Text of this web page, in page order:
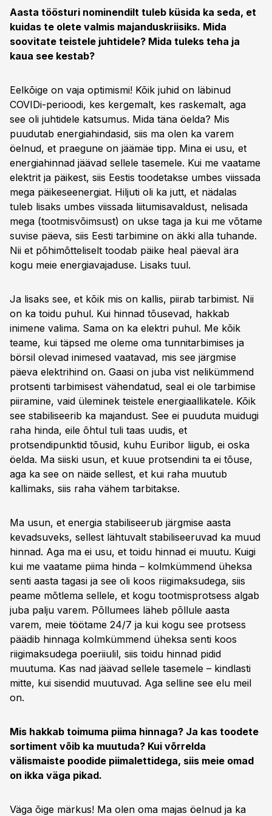
Aasta töösturi nominendilt tuleb küsida ka seda, et
kuidas te olete valmis majanduskriisiks. Mida
soovitate teistele juhtidele? Mida tuleks teha ja
kaua see kestab?
Eelkõige on vaja optimismi! Kõik juhid on läbinud
COVIDi-perioodi, kes kergemalt, kes raskemalt, aga
see oli juhtidele katsumus. Mida täna öelda? Mis
puudutab energiahindasid, siis ma olen ka varem
öelnud, et praegune on jäämäe tipp. Mina ei usu, et
energiahinnad jäävad sellele tasemele. Kui me vaatame
elektrit ja päikest, siis Eestis toodetakse umbes viissada
mega päikeseenergiat. Hiljuti oli ka jutt, et nädalas
tuleb lisaks umbes viissada liitumisavaldust, nelisada
mega (tootmisvõimsust) on ukse taga ja kui me võtame
suvise päeva, siis Eesti tarbimine on äkki alla tuhande.
Nii et põhimõtteliselt toodab päike heal päeval ära
kogu meie energiavajaduse. Lisaks tuul.
Ja lisaks see, et kõik mis on kallis, piirab tarbimist. Nii
on ka toidu puhul. Kui hinnad tõusevad, hakkab
inimene valima. Sama on ka elektri puhul. Me kõik
teame, kui täpsed me oleme oma tunnitarbimises ja
börsil olevad inimesed vaatavad, mis see järgmise
päeva elektrihind on. Gaasi on juba vist nelikümmend
protsenti tarbimisest vähendatud, seal ei ole tarbimise
piiramine, vaid üleminek teistele energiaallikatele. Kõik
see stabiliseerib ka majandust. See ei puuduta muidugi
raha hinda, eile õhtul tuli taas uudis, et
protsendipunktid tõusid, kuhu Euribor liigub, ei oska
öelda. Ma siiski usun, et kuue protsendini ta ei tõuse,
aga ka see on näide sellest, et kui raha muutub
kallimaks, siis raha vähem tarbitakse.
Ma usun, et energia stabiliseerub järgmise aasta
kevadsuveks, sellest lähtuvalt stabiliseeruvad ka muud
hinnad. Aga ma ei usu, et toidu hinnad ei muutu. Kuigi
kui me vaatame piima hinda – kolmkümmend üheksa
senti aasta tagasi ja see oli koos riigimaksudega, siis
peame mõtlema sellele, et kogu tootmisprotsess algab
juba palju varem. Põllumees läheb põllule aasta
varem, meie töötame 24/7 ja kui kogu see protsess
päädib hinnaga kolmkümmend üheksa senti koos
riigimaksudega poeriiulil, siis toidu hinnad pidid
muutuma. Kas nad jäävad sellele tasemele – kindlasti
mitte, kui sisendid muutuvad. Aga selline see elu meil
on.
Mis hakkab toimuma piima hinnaga? Ja kas toodete
sortiment võib ka muutuda? Kui võrrelda
välismaiste poodide piimalettidega, siis meie omad
on ikka väga pikad.
Väga õige märkus! Ma olen oma majas öelnud ja ka